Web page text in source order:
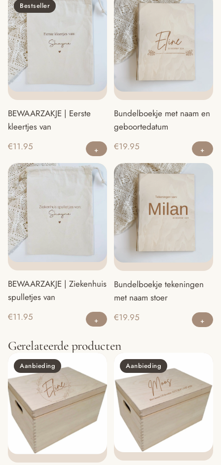
Bestseller
BEWAARZAKJE | Eerste
kleertjes van
€11.95
Bundelboekje met naam en
geboortedatum
€19.95
BEWAARZAKJE | Ziekenhuis
spulletjes van
€11.95
Bundelboekje tekeningen
met naam stoer
€19.95
Gerelateerde producten
Aanbieding Aanbieding